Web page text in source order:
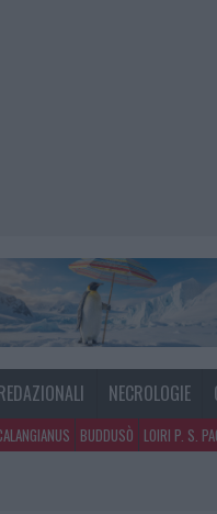
NECROLOGIE
BUDDUSÒ LOIRI P. S.